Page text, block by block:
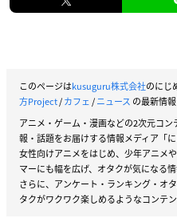
このページはkusuguru株式会社のにじ
方Project/カフェ/ニュース の最新情
アニメ・ゲーム・漫画などの2次元コ
報・話題をお届けする情報メディア「に
女性向けアニメをはじめ、少年アニメ
マーにも幅を広げ、オタクが気になる
さらに、アンケート・ランキング・オ
タクがワクワク楽しめるようなコンテ